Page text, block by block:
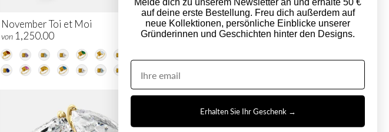
November Toi et Moi
von 1,250.00
Dezember Toi et Moi
von1,250.00
auf deine erste Bestellung. Freu dich außerdem auf
neue Kollektionen, persönliche Einblicke unserer
Gründerinnen und Geschichten hinter den Designs.
Erhalten Sie Ihr Geschenk →